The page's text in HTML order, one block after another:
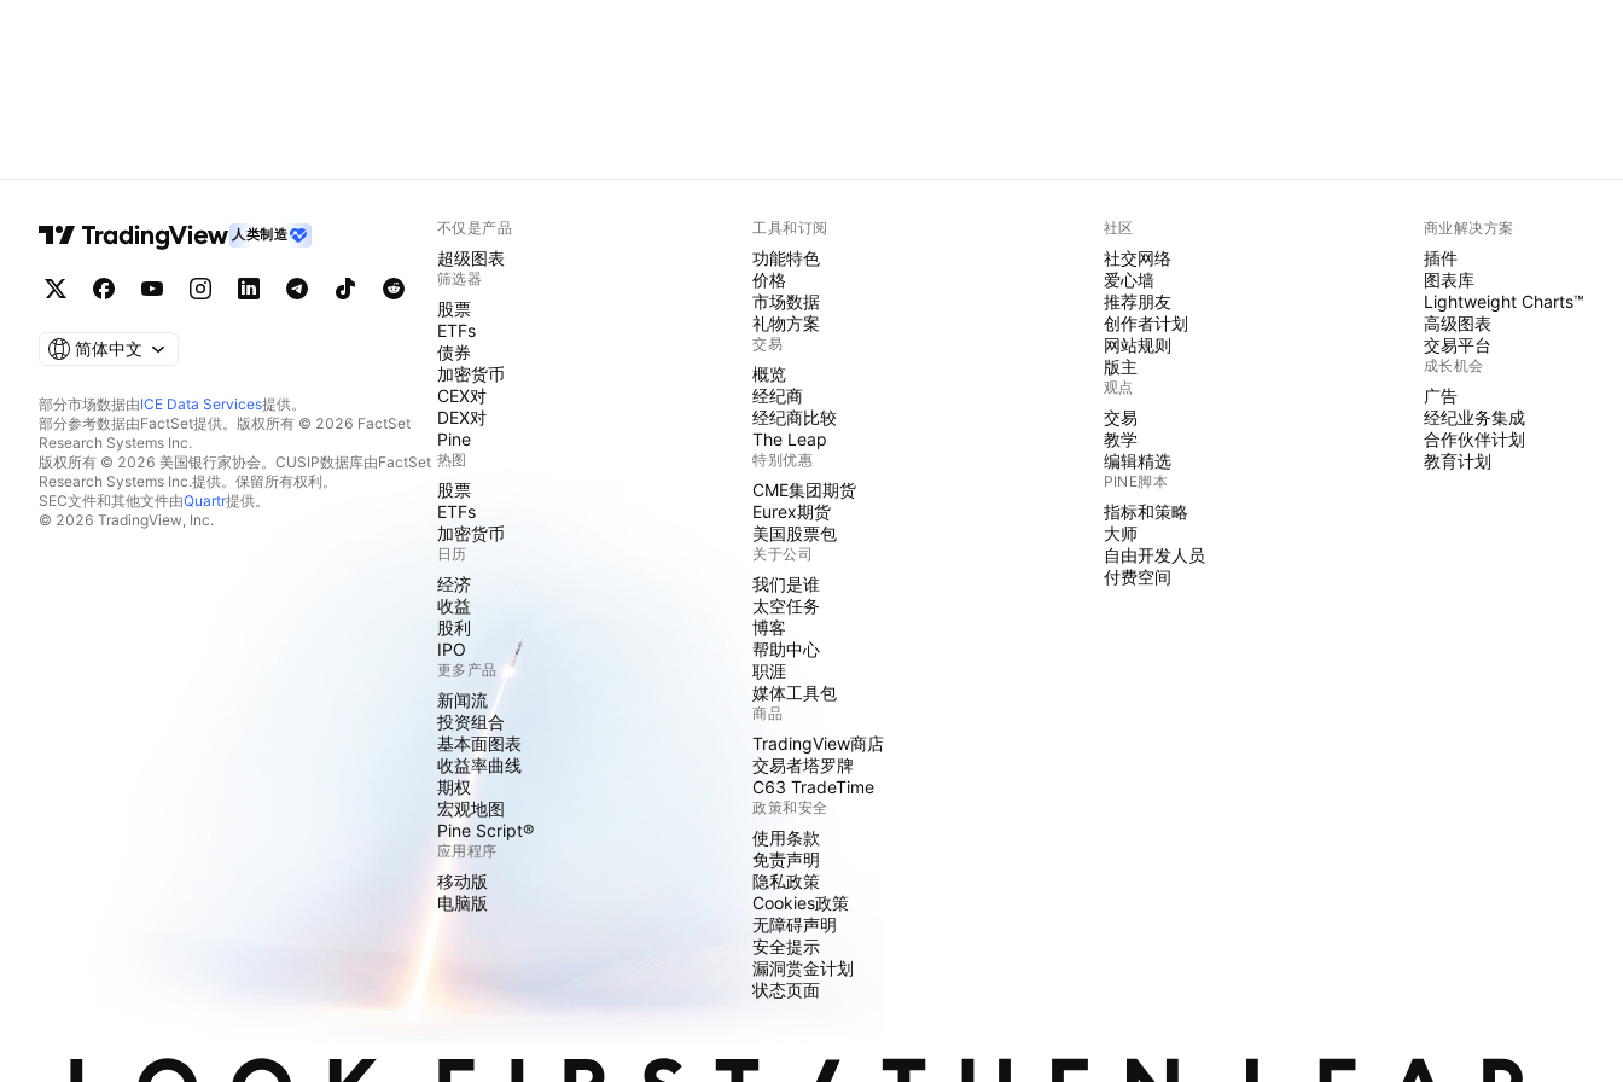
人类制造
简体中文
部分市场数据由ICE Data Services提供。
部分参考数据由FactSet提供。版权所有 © 2026 FactSet
Research Systems Inc.
版权所有 © 2026 美国银行家协会。CUSIP数据库由FactSet
Research Systems Inc.提供。保留所有权利。
SEC文件和其他文件由Quartr提供。
© 2026 TradingView, Inc.
不仅是产品
超级图表
筛选器
股票
ETFs
债券
加密货币
CEX对
DEX对
Pine
热图
股票
ETFs
加密货币
日历
经济
收益
股利
IPO
更多产品
新闻流
投资组合
基本面图表
收益率曲线
期权
宏观地图
Pine Script®
应用程序
移动版
电脑版
工具和订阅
功能特色
价格
市场数据
礼物方案
交易
概览
经纪商
经纪商比较
The Leap
特别优惠
CME集团期货
Eurex期货
美国股票包
关于公司
我们是谁
太空任务
博客
帮助中心
职涯
媒体工具包
商品
TradingView商店
交易者塔罗牌
C63 TradeTime
政策和安全
使用条款
免责声明
隐私政策
Cookies政策
无障碍声明
安全提示
漏洞赏金计划
状态页面
社区
社交网络
爱心墙
推荐朋友
创作者计划
网站规则
版主
观点
交易
教学
编辑精选
PINE脚本
指标和策略
大师
自由开发人员
付费空间
商业解决方案
插件
图表库
Lightweight Charts™
高级图表
交易平台
成长机会
广告
经纪业务集成
合作伙伴计划
教育计划